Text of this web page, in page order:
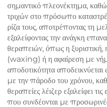
σημαντικό πλεονέκτημα,
τριχών στο πρόσωπο
ρίζα τους, αποτρέποντας τη
εξαλείφοντας την ανάγκη
θεραπειών, όπως η ξυριστική,
(waxing) ή η αφαίρεση με
αποδοτικότητα
με την πάροδο του χρόνου,
θεραπείες λέιζερ εξαλείφει
που συνδέονται με